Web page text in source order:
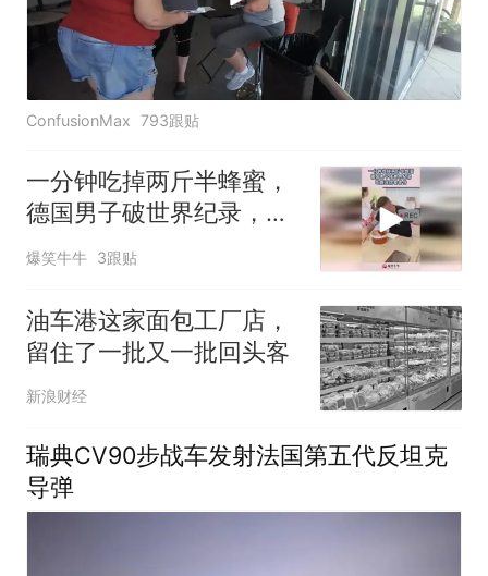
ConfusionMax 793跟贴
一分钟吃掉两斤半蜂蜜，
德国男子破世界纪录，吃
糖还得看老外！
爆笑牛牛 3跟贴
油车港这家面包工厂店，
留住了一批又一批回头客
新浪财经
瑞典CV90步战车发射法国第五代反坦克
导弹